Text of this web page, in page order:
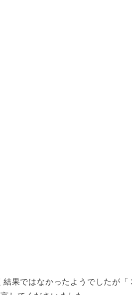
果ではなかったようでしたが